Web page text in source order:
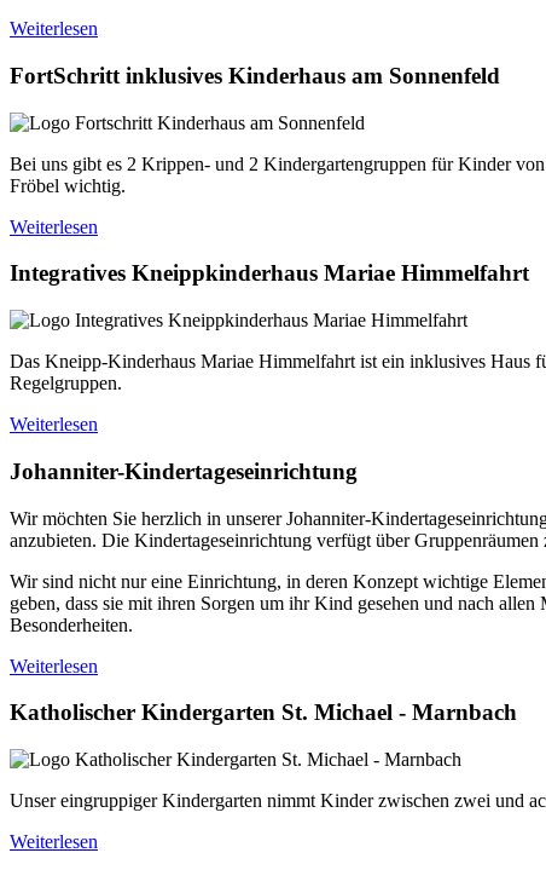
Weiterlesen
FortSchritt inklusives Kinderhaus am Sonnenfeld
Bei uns gibt es 2 Krippen- und 2 Kindergartengruppen für Kinder
Fröbel wichtig.
Weiterlesen
Integratives Kneippkinderhaus Mariae Himmelfahrt
Das Kneipp-Kinderhaus Mariae Himmelfahrt ist ein inklusives Haus
Regelgruppen.
Weiterlesen
Johanniter-Kindertageseinrichtung
Wir möchten Sie herzlich in unserer Johanniter-
anzubieten. Die Kindertageseinrichtung verfügt über
Wir sind nicht nur eine Einrichtung, in deren Konzept wichtige
geben, dass sie mit ihren Sorgen um ihr Kind gesehen und nach
Besonderheiten.
Weiterlesen
Katholischer Kindergarten St. Michael - Marnbach
Unser eingruppiger Kindergarten nimmt Kinder zwischen zwei und
Weiterlesen